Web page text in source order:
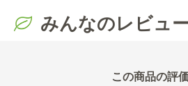
みんなのレビュ